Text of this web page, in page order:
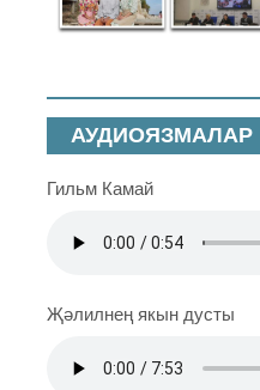
АУДИОЯЗМАЛАР
Гильм Камай
Җәлилнең якын дусты